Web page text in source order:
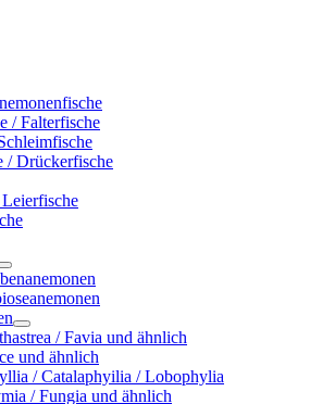
/ Falterfische
/ Drückerfische
Leierfische
/ Favia und ähnlich
und ähnlich
/ Catalaphyilia / Lobophylia
/ Fungia und ähnlich